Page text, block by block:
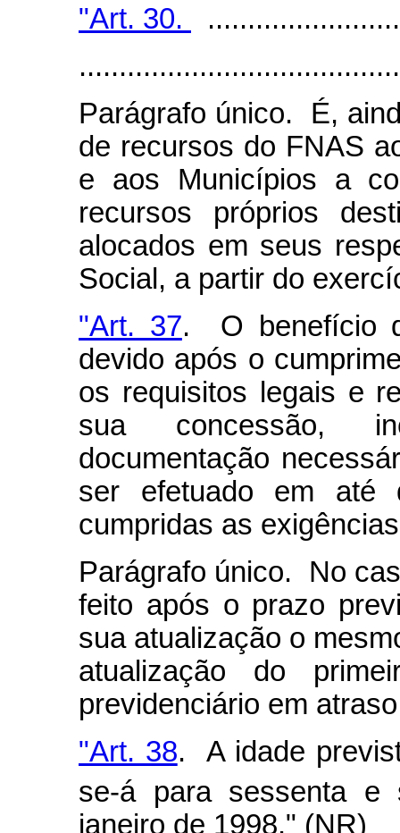
"Art. 30.
Parágrafo único. É,
de recursos do FNAS
e aos Municípios a
recursos próprios
alocados em seus
Social, a partir do
"Art. 37. O benefício
devido após o
os requisitos legais e
sua concessão,
documentação
ser efetuado em até
cumpridas as
Parágrafo único. No
feito após o prazo
sua atualização o
atualização do
previdenciário em
"Art. 38. A idade
se-á para sessenta
janeiro de 1998." (NR)